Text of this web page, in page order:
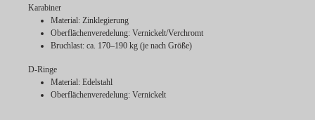
Karabiner
Material: Zinklegierung
Oberflächenveredelung: Vernickelt/Verchromt
Bruchlast: ca. 170–190 kg (je nach Größe)
D-Ringe
Material: Edelstahl
Oberflächenveredelung: Vernickelt